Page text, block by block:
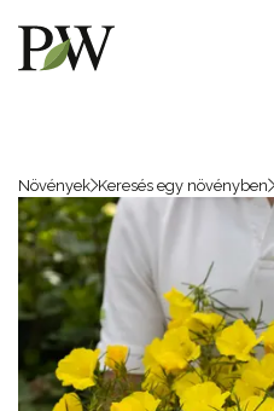
Növények Keresés egy növényben